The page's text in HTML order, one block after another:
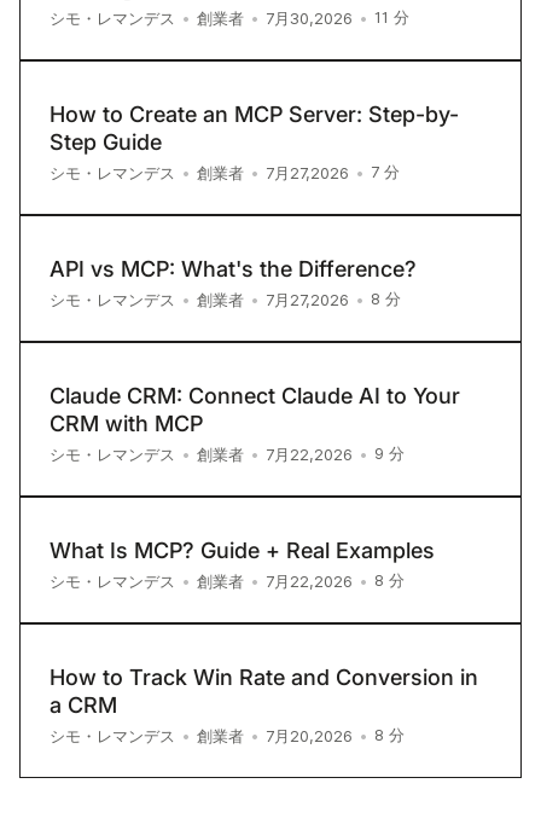
シモ・レマンデス • 創業者 • 7月30,2026 • 11 分
How to Create an MCP Server: Step-by-
Step Guide
シモ・レマンデス • 創業者 • 7月27,2026 • 7 分
API vs MCP: What's the Difference?
シモ・レマンデス • 創業者 • 7月27,2026 • 8 分
Claude CRM: Connect Claude AI to Your
CRM with MCP
シモ・レマンデス • 創業者 • 7月22,2026 • 9 分
What Is MCP? Guide + Real Examples
シモ・レマンデス • 創業者 • 7月22,2026 • 8 分
How to Track Win Rate and Conversion in
a CRM
シモ・レマンデス • 創業者 • 7月20,2026 • 8 分